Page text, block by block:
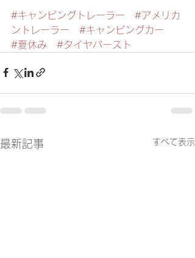
#キャンピングトレーラー
#アメリカ
ントレーラー
#キャンピングカー
#夏休み
#タイヤバースト
最新記事 すべて表示